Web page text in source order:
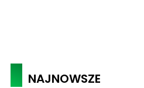
NAJNOWSZE